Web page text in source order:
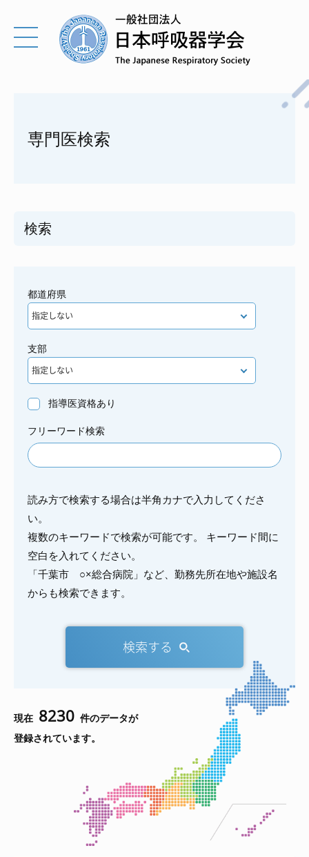
専門医検索
検索
都道府県
支部
指導医資格あり
フリーワード検索
読み方で検索する場合は半角カナで入力してくださ
い。
複数のキーワードで検索が可能です。 キーワード間に
空白を入れてください。
「千葉市 ○×総合病院」など、勤務先所在地や施設名
からも検索できます。
検索する
現在 8230 件のデータが
登録されています。